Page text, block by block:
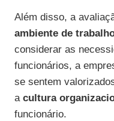
Além disso, a
ambiente de
considerar as
funcionários, a
se sentem
a cultura
funcionário.